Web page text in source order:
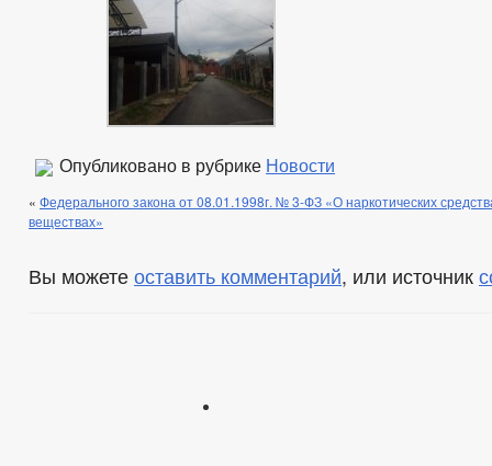
Опубликовано в рубрике Новости
« Федерального закона от 08.01.1998г. № 3-ФЗ «О наркотических
веществах»
Вы можете оставить комментарий, или источник